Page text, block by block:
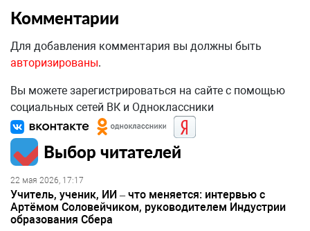
Комментарии
Для добавления комментария вы должны быть
авторизированы.
Вы можете зарегистрироваться на сайте с помощью
социальных сетей ВК и Одноклассники
Выбор читателей
22 мая 2026, 17:17
Учитель, ученик, ИИ – что меняется: интервью с
Артёмом Соловейчиком, руководителем Индустрии
образования Сбера